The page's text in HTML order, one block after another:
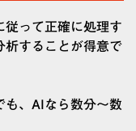
従って正確に処理す
析することが得意で
も、AIなら数分〜数